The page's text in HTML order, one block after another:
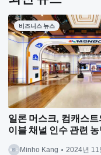
일론 머스크, 컴캐스
이블 채널 인수 관련
Minho Kang 2024년 11
비즈니스 뉴스